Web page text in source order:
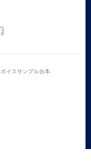
ボイスサンプル台本,